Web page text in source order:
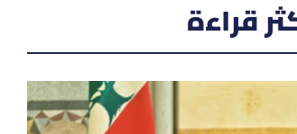
قراءة